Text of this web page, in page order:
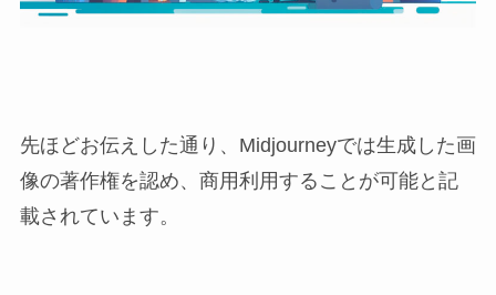
先ほどお伝えした通り、Midjourneyでは生成した画
像の著作権を認め、商用利用することが可能と記
載されています。